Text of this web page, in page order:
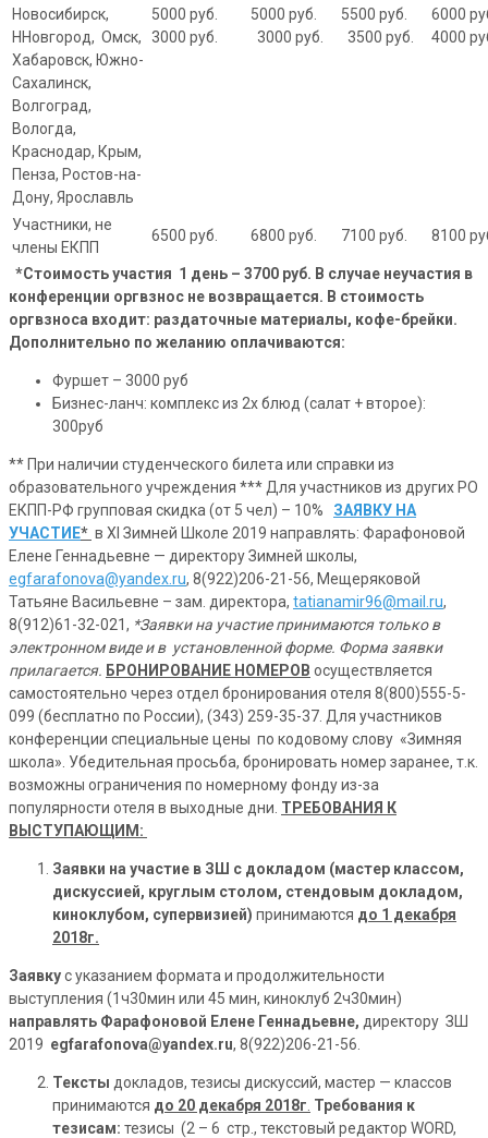
Новосибирск,
ННовгород, Омск,
Хабаровск, Южно-
Сахалинск,
Волгоград,
Вологда,
Краснодар, Крым,
Пенза, Ростов-на-
Дону, Ярославль
5000 руб.
3000 руб.
5000 руб.
3000 руб.
5500 руб.
3500 руб.
6000
4000
Участники, не
члены ЕКПП
6500 руб. 6800 руб. 7100 руб. 8100
*Стоимость участия 1 день – 3700 руб. В случае неучастия в
конференции оргвзнос не возвращается. В стоимость
оргвзноса входит: раздаточные материалы, кофе-брейки.
Дополнительно по желанию оплачиваются:
Фуршет – 3000 руб
Бизнес-ланч: комплекс из 2х блюд (салат + второе):
300руб
** При наличии студенческого билета или справки из
образовательного учреждения *** Для участников из других РО
ЕКПП-РФ групповая скидка (от 5 чел) – 10% ЗАЯВКУ НА
УЧАСТИЕ* в XI Зимней Школе 2019 направлять: Фарафоновой
Елене Геннадьевне — директору Зимней школы,
egfarafonova@yandex.ru, 8(922)206-21-56, Мещеряковой
Татьяне Васильевне – зам. директора, tatianamir96@mail.ru,
8(912)61-32-021, *Заявки на участие принимаются только в
электронном виде и в установленной форме. Форма заявки
прилагается. БРОНИРОВАНИЕ НОМЕРОВ осуществляется
самостоятельно через отдел бронирования отеля 8(800)555-5-
099 (бесплатно по России), (343) 259-35-37. Для участников
конференции специальные цены по кодовому слову «Зимняя
школа». Убедительная просьба, бронировать номер заранее, т.к.
возможны ограничения по номерному фонду из-за
популярности отеля в выходные дни. ТРЕБОВАНИЯ К
ВЫСТУПАЮЩИМ:
Заявки на участие в ЗШ с докладом (мастер классом,
дискуссией, круглым столом, стендовым докладом,
киноклубом, супервизией) принимаются до 1 декабря
2018г.
Заявкус указанием формата и продолжительности
выступления (1ч30мин или 45 мин, киноклуб 2ч30мин)
направлять Фарафоновой Елене Геннадьевне, директору ЗШ
2019 egfarafonova@yandex.ru, 8(922)206-21-56.
Тексты докладов, тезисы дискуссий, мастер — классов
принимаются до 20 декабря 2018г Требования к
тезисам: тезисы (2 – 6 стр., текстовый редактор WORD,